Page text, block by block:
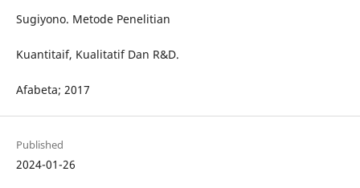
Sugiyono. Metode Penelitian
Kuantitaif, Kualitatif Dan R&D.
Afabeta; 2017
Published
2024-01-26